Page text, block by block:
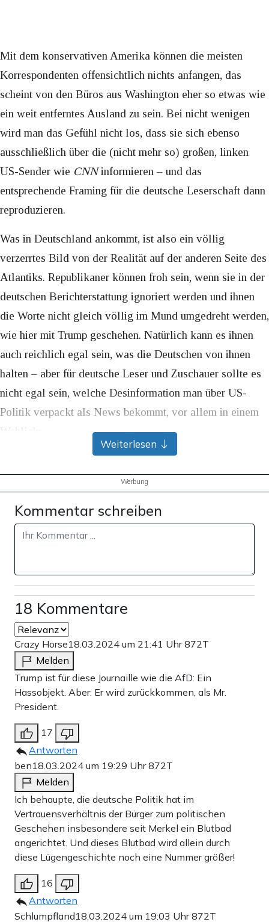
Mit dem konservativen Amerika können die meisten
Korrespondenten offensichtlich nichts anfangen, das
scheint von den Büros aus Washington eher so etwas wie
ein weit entferntes Ausland zu sein. Bei nicht wenigen
wird man das Gefühl nicht los, dass sie sich ebenso
ausschließlich über die (nicht mehr so) großen, linken
US-Sender wie CNNinformieren – und das
entsprechende Framing für die deutsche Leserschaft dann
reproduzieren.
Was in Deutschland ankommt, ist also ein völlig
verzerrtes Bild von der Realität auf der anderen Seite des
Atlantiks. Republikaner können froh sein, wenn sie in der
deutschen Berichterstattung ignoriert werden und ihnen
die Worte nicht gleich völlig im Mund umgedreht werden,
wie hier mit Trump geschehen. Natürlich kann es ihnen
auch reichlich egal sein, was die Deutschen von ihnen
halten – aber für deutsche Leser und Zuschauer sollte es
nicht egal sein, welche Desinformation man über US-
Politik verpackt als News bekommt, vor allem in einem
Wahljahr.
Teilen:
Zu den Kommentaren (18)
Einmalig Monatlich
Zahlungsoptionen: Pay
Pay
10 €
Bank-Überweisung
Weiterlesen
Werbung
Kommentar schreiben
18 Kommentare
Crazy Horse18.03.2024 um 21:41 Uhr872T
Melden
Trump ist für diese Journaille wie die AfD: Ein
Hassobjekt. Aber: Er wird zurückkommen, als Mr.
President.
17
Antworten
ben18.03.2024 um 19:29 Uhr872T
Melden
Ich behaupte, die deutsche Politik hat im
Vertrauensverhältnis der Bürger zum politischen
Geschehen insbesondere seit Merkel ein Blutbad
angerichtet. Und dieses Blutbad wird allein durch
diese Lügengeschichte noch eine Nummer größer!
16
Antworten
Schlumpfland18.03.2024 um 19:03 Uhr872T